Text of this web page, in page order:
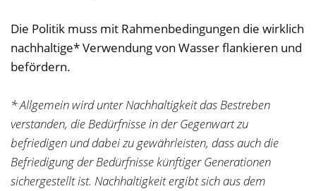
Die Politik muss mit Rahmenbedingungen die wirklich
nachhaltige* Verwendung von Wasser flankieren und
befördern.
* Allgemein wird unter Nachhaltigkeit das Bestreben
verstanden, die Bedürfnisse in der Gegenwart zu
befriedigen und dabei zu gewährleisten, dass auch die
Befriedigung der Bedürfnisse künftiger Generationen
sichergestellt ist. Nachhaltigkeit ergibt sich aus dem